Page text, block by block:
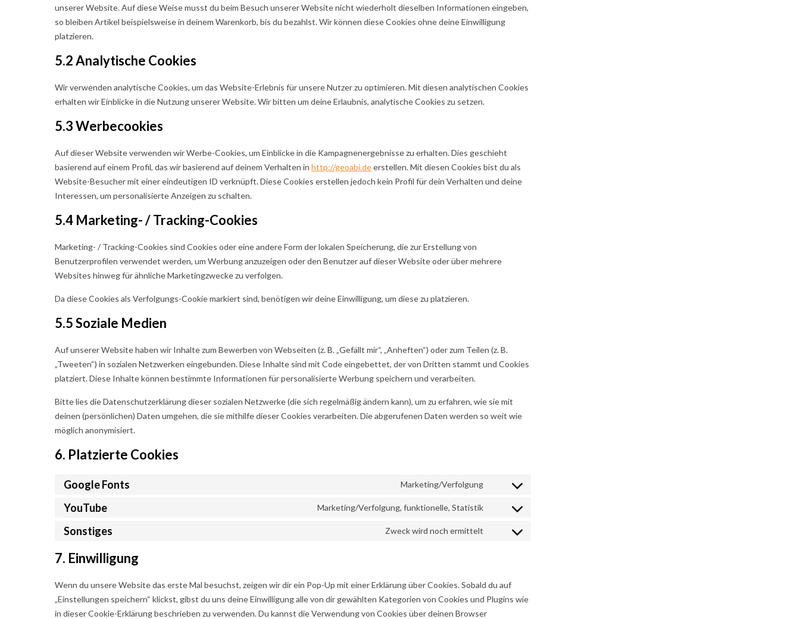
unserer Website. Auf diese Weise musst du beim Besuch unserer Website nicht wiederholt dieselben Informationen eingeben,
so bleiben Artikel beispielsweise in deinem Warenkorb, bis du bezahlst. Wir können diese Cookies ohne deine Einwilligung
platzieren.
5.2 Analytische Cookies
Wir verwenden analytische Cookies, um das Website-Erlebnis für unsere Nutzer zu optimieren. Mit diesen analytischen Cookies
erhalten wir Einblicke in die Nutzung unserer Website. Wir bitten um deine Erlaubnis, analytische Cookies zu setzen.
5.3 Werbecookies
Auf dieser Website verwenden wir Werbe-Cookies, um Einblicke in die Kampagnenergebnisse zu erhalten. Dies geschieht
basierend auf einem Profil, das wir basierend auf deinem Verhalten in http://geoabi.deerstellen. Mit diesen Cookies bist du als
Website-Besucher mit einer eindeutigen ID verknüpft. Diese Cookies erstellen jedoch kein Profil für dein Verhalten und deine
Interessen, um personalisierte Anzeigen zu schalten.
5.4 Marketing- / Tracking-Cookies
Marketing- / Tracking-Cookies sind Cookies oder eine andere Form der lokalen Speicherung, die zur Erstellung von
Benutzerprofilen verwendet werden, um Werbung anzuzeigen oder den Benutzer auf dieser Website oder über mehrere
Websites hinweg für ähnliche Marketingzwecke zu verfolgen.
Da diese Cookies als Verfolgungs-Cookie markiert sind, benötigen wir deine Einwilligung, um diese zu platzieren.
5.5 Soziale Medien
Auf unserer Website haben wir Inhalte zum Bewerben von Webseiten (z. B. „Gefällt mir“, „Anheften“) oder zum Teilen (z. B.
„Tweeten“) in sozialen Netzwerken eingebunden. Diese Inhalte sind mit Code eingebettet, der von Dritten stammt und Cookies
platziert. Diese Inhalte können bestimmte Informationen für personalisierte Werbung speichern und verarbeiten.
Bitte lies die Datenschutzerklärung dieser sozialen Netzwerke (die sich regelmäßig ändern kann), um zu erfahren, wie sie mit
deinen (persönlichen) Daten umgehen, die sie mithilfe dieser Cookies verarbeiten. Die abgerufenen Daten werden so weit wie
möglich anonymisiert.
6. Platzierte Cookies
Google Fonts Marketing/Verfolgung
Consent to service google-fonts
YouTube Marketing/Verfolgung, funktionelle, Statistik
Consent to service youtube
Sonstiges Zweck wird noch ermittelt
Consent to service sonstiges
7. Einwilligung
Wenn du unsere Website das erste Mal besuchst, zeigen wir dir ein Pop-Up mit einer Erklärung über Cookies. Sobald du auf
„Einstellungen speichern“ klickst, gibst du uns deine Einwilligung alle von dir gewählten Kategorien von Cookies und Plugins wie
in dieser Cookie-Erklärung beschrieben zu verwenden. Du kannst die Verwendung von Cookies über deinen Browser